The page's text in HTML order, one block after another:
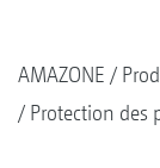
AMAZONE
Protection des